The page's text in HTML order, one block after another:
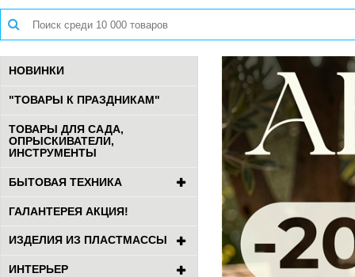
НОВИНКИ
"ТОВАРЫ К ПРАЗДНИКАМ"
ТОВАРЫ ДЛЯ САДА,
ОПРЫСКИВАТЕЛИ,
ИНСТРУМЕНТЫ
БЫТОВАЯ ТЕХНИКА
ГАЛАНТЕРЕЯ АКЦИЯ!
ИЗДЕЛИЯ ИЗ ПЛАСТМАССЫ
ИНТЕРЬЕР